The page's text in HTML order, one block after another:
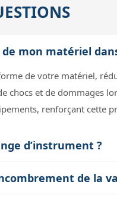
mon matériel
de votre matériel,
chocs et de dommages
renforçant cette
d’instrument ?
valise à différents
de la